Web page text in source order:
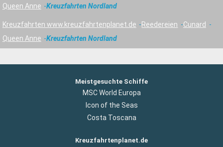
Queen Anne
Kreuzfahrten Nordland
Kreuzfahrten www.kreuzfahrtenplanet.de Reedereien
Cunard
Queen Anne
Kreuzfahrten Nordland
Meistgesuchte Schiffe
MSC World Europa
Icon of the Seas
Costa Toscana
Kreuzfahrtenplanet.de